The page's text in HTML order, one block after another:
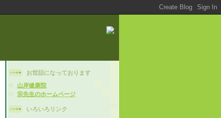
お世話になっております
山岸健康院
宗先生のホームページ
いろいろリンク